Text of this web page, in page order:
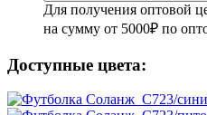
Для получения оптовой
на сумму от 5000₽ по
Доступные цвета: